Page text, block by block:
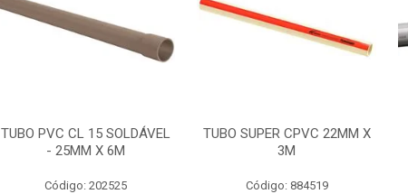
TUBO PVC CL 15 SOLDÁVEL
- 25MM X 6M
Código: 202525
TUBO SUPER CPVC 22MM X
3M
Código: 884519